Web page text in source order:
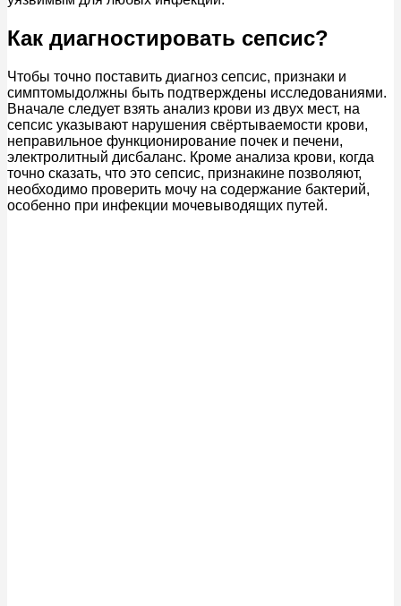
Как диагностировать сепсис?
Чтобы точно поставить диагноз сепсис, признаки и
симптомыдолжны быть подтверждены исследованиями.
Вначале следует взять анализ крови из двух мест, на
сепсис указывают нарушения свёртываемости крови,
неправильное функционирование почек и печени,
электролитный дисбаланс. Кроме анализа крови, когда
точно сказать, что это сепсис, признакине позволяют,
необходимо проверить мочу на содержание бактерий,
особенно при инфекции мочевыводящих путей.